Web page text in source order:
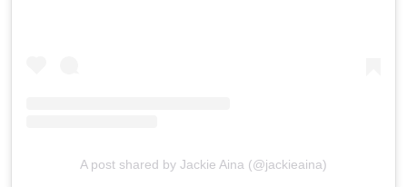
A post shared by Jackie Aina (@jackieaina)